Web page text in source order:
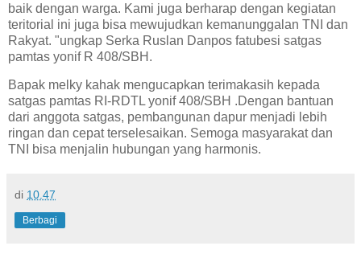
baik dengan warga. Kami juga berharap dengan kegiatan
teritorial ini juga bisa mewujudkan kemanunggalan TNI dan
Rakyat. "ungkap Serka Ruslan Danpos fatubesi satgas
pamtas yonif R 408/SBH.
Bapak melky kahak mengucapkan terimakasih kepada
satgas pamtas RI-RDTL yonif 408/SBH .Dengan bantuan
dari anggota satgas, pembangunan dapur menjadi lebih
ringan dan cepat terselesaikan. Semoga masyarakat dan
TNI bisa menjalin hubungan yang harmonis.
di 10.47
Berbagi